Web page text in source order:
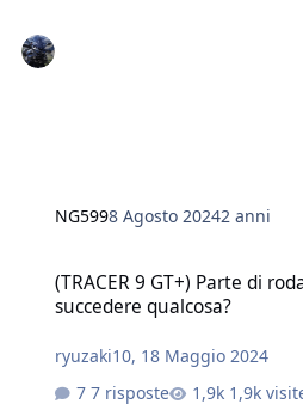
NG5998 Agosto 20242 anni
(TRACER 9 GT+) Parte di
succedere qualcosa?
ryuzaki10, 18 Maggio 2024
7 risposte
1,9k